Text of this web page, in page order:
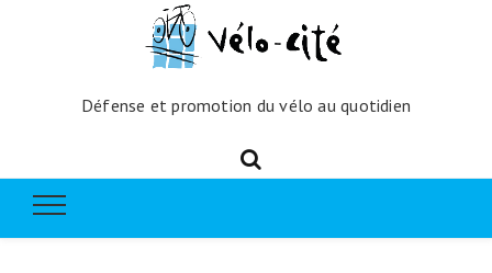
Défense et promotion du vélo au quotidien